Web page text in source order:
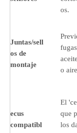
os.
Juntas/sell
os de
montaje
o
ecus
compatibl
El
que
los